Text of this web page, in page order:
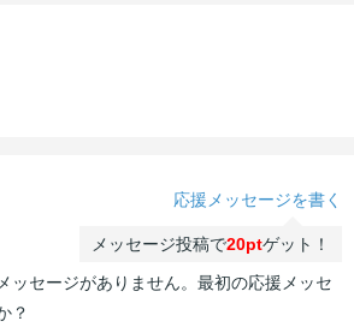
応援メッセージを書く
メッセージ投稿で20ptゲット！
ッセージがありません。最初の応援メッセ
？